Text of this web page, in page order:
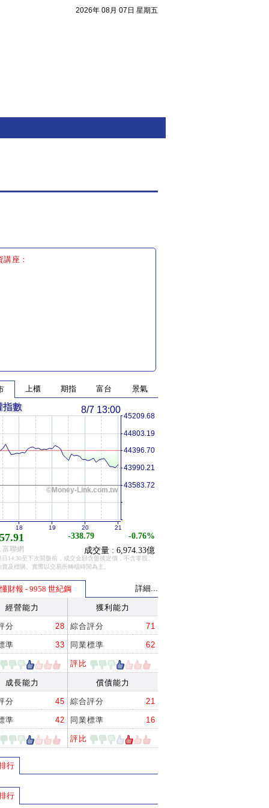
2026年 08月 07日 星期五
講座：
上櫃 期指 富台 景氣
©Money-Link.com.tw
8/7 13:00
-338.79
-0.76%
成交量 : 6,974.33億
指數
18 19 20 21
聯網
43583.72
43990.21
44396.70
44803.19
45209.68
14:30至下次開盤前，成交金額含盤後定價，不含零股、
及標購。實際以交易所轉檔時間為主。
財報 - 9958 世紀鋼 詳細...
經營能力 獲利能力
分 28 綜合評分 71
準 33 同業標準 62
評比
成長能力 償債能力
分 45 綜合評分 21
準 42 同業標準 16
評比
行
行